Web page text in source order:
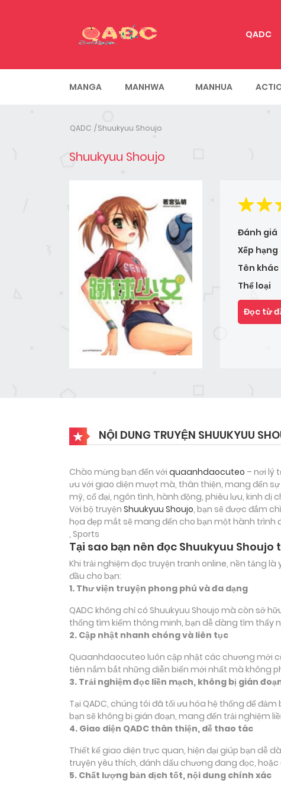
QADC
MANGA MANHWA MANHUA
QADC Shuukyuu Shoujo
Shuukyuu Shoujo
Đánh giá
Xếp hạng
Tên khác
Thể loại
Đọc từ
NỘI DUNG TRUYỆN SHUUKYUU
Chào mừng bạn đến với quaanhdaocuteo – nơi lý
ưu với giao diện mượt mà, thân thiện, mang đến
mỹ, cổ đại, ngôn tình, hành động, phiêu lưu, kinh dị
Với bộ truyện Shuukyuu Shoujo, bạn sẽ được đắm
họa đẹp mắt sẽ mang đến cho bạn một hành
, Sports
Tại sao bạn nên đọc Shuukyuu Shoujo
Khi trải nghiệm đọc truyện tranh online, nền tảng
đầu cho bạn:
1. Thư viện truyện phong phú và đa dạng
QADC không chỉ có Shuukyuu Shoujo mà còn sở
thống tìm kiếm thông minh, bạn dễ dàng tìm thấy
2. Cập nhật nhanh chóng và liên tục
Quaanhdaocuteo luôn cập nhật các chương mới
tiên nắm bắt những diễn biến mới nhất mà không
3. Trải nghiệm đọc liền mạch, không bị gián
Tại QADC, chúng tôi đã tối ưu hóa hệ thống để
bạn sẽ không bị gián đoạn, mang đến trải nghiệm
4. Giao diện QADC thân thiện, dễ thao tác
Thiết kế giao diện trực quan, hiện đại giúp bạn dễ
truyện yêu thích, đánh dấu chương đang đọc,
5. Chất lượng bản dịch tốt, nội dung chính xác